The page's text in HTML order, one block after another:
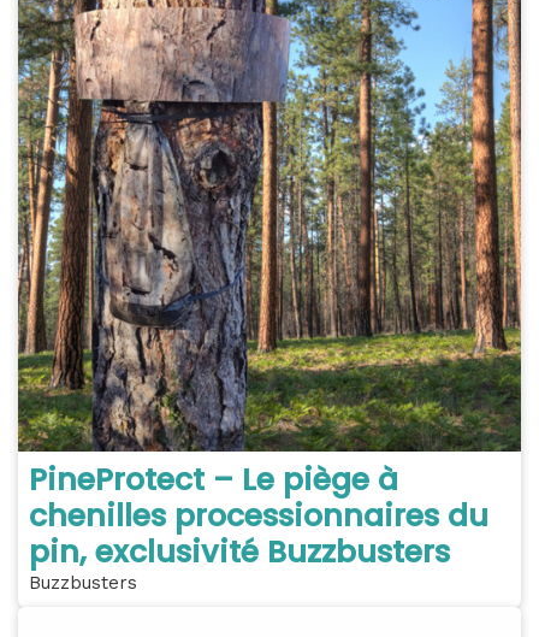
PineProtect – Le piège à
chenilles processionnaires du
pin, exclusivité Buzzbusters
Buzzbusters